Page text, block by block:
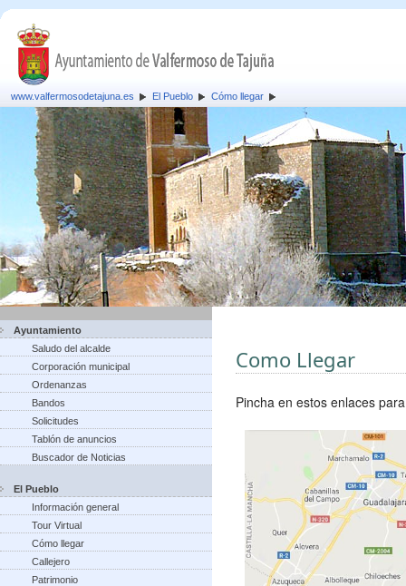
www.valfermosodetajuna.es El Pueblo Cómo llegar
Ayuntamiento
Saludo del alcalde
Corporación municipal
Ordenanzas
Bandos
Solicitudes
Tablón de anuncios
Buscador de Noticias
El Pueblo
Información general
Tour Virtual
Cómo llegar
Callejero
Patrimonio
Como Llegar
Pincha en estos enlaces